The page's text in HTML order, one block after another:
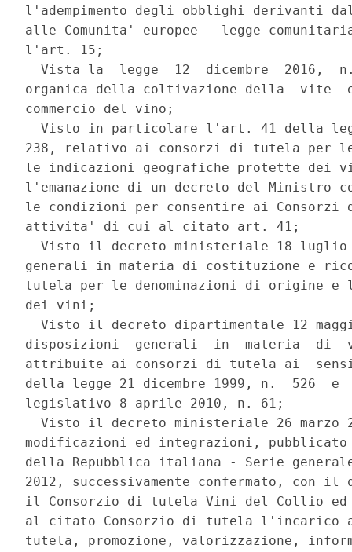
l'adempimento degli obblighi derivanti
alle Comunita' europee - legge
l'art. 15;
Vista la  legge  12  dicembre  2016,
organica della coltivazione della  vite
commercio del vino;
Visto in particolare l'art. 41 della
238, relativo ai consorzi di tutela per
le indicazioni geografiche protette dei
l'emanazione di un decreto del
le condizioni per consentire ai
attivita' di cui al citato art. 41;
Visto il decreto ministeriale 18
generali in materia di costituzione e
tutela per le denominazioni di origine e
dei vini;
Visto il decreto dipartimentale 12
disposizioni  generali  in  materia
attribuite ai consorzi di tutela ai
della legge 21 dicembre 1999, n.  526
legislativo 8 aprile 2010, n. 61;
Visto il decreto ministeriale 26 marzo
modificazioni ed integrazioni,
della Repubblica italiana - Serie
2012, successivamente confermato, con
il Consorzio di tutela Vini del Collio
al citato Consorzio di tutela l'incarico
tutela, promozione, valorizzazione,